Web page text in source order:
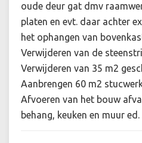
oude deur gat dmv
platen en evt. daar achter
het ophangen van
Verwijderen van de
Verwijderen van 35 m2
Aanbrengen 60 m2
Afvoeren van het bouw
behang, keuken en muur ed.